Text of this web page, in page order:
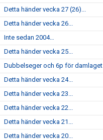
Detta händer vecka 27 (26)...
Detta händer vecka 26...
Inte sedan 2004…
Detta händer vecka 25...
Dubbelseger och 6p för damlaget
Detta händer vecka 24...
Detta händer vecka 23...
Detta händer vecka 22...
Detta händer vecka 21...
Detta händer vecka 20...